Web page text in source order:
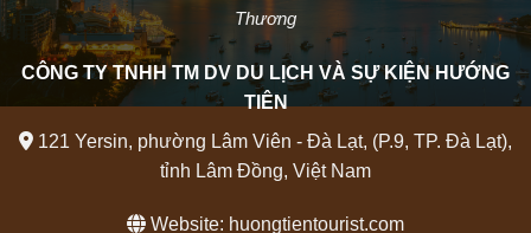
Thương
CÔNG TY TNHH TM DV DU LỊCH VÀ SỰ KIỆN HƯỚNG
TIÊN
121 Yersin, phường Lâm Viên - Đà Lạt, (P.9, TP. Đà Lạt),
tỉnh Lâm Đồng, Việt Nam
Website: huongtientourist.com